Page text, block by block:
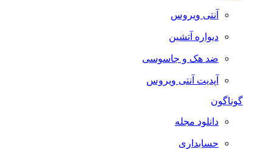
آنتی ویروس
دیواره آتشین
ضد هک و جاسوسی
آپدیت آنتی ویروس
گوناگون
دانلود مجله
حسابداری